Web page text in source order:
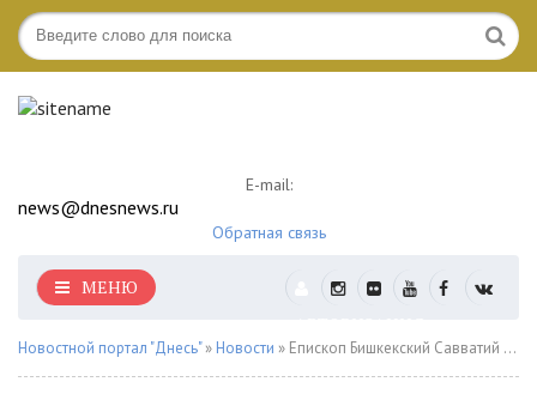
E-mail:
news@dnesnews.ru
Обратная связь
МЕНЮ
Новостной портал "Днесь"» Новости » Епископ Бишкекский Савватий возглавит делегацию Русской Церкви на церемонии прощания с Али Хаменеи